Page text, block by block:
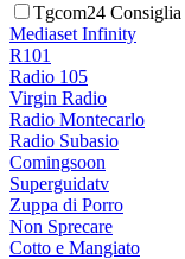
Tgcom24 Consiglia
Mediaset Infinity
R101
Radio 105
Virgin Radio
Radio Montecarlo
Radio Subasio
Comingsoon
Superguidatv
Zuppa di Porro
Non Sprecare
Cotto e Mangiato